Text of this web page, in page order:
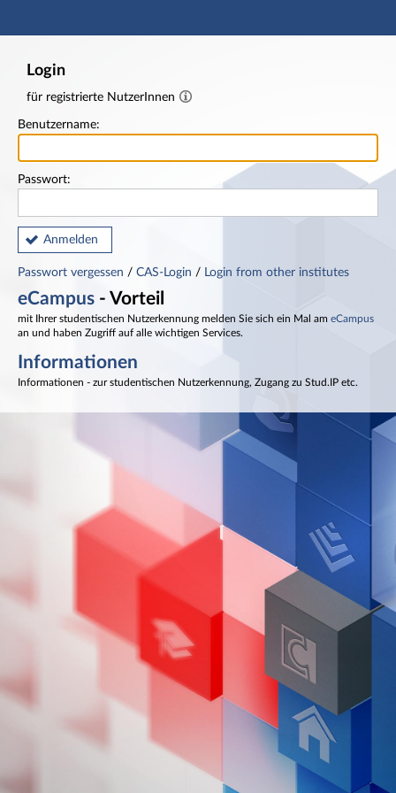
Hauptnavigation
Login
für registrierte NutzerInnen
Benutzername:
Passwort:
Anmelden
Passwort vergessen / CAS-Login / Login from other institutes
eCampus - Vorteil
mit Ihrer studentischen Nutzerkennung melden Sie sich ein Mal am eCampus
an und haben Zugriff auf alle wichtigen Services.
Informationen
Informationen - zur studentischen Nutzerkennung, Zugang zu Stud.IP etc.